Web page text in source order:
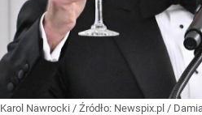
Karol Nawrocki / Źródło: Newspix.pl /